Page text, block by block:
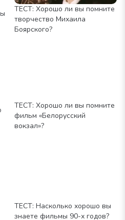
ТЕСТ: Хорошо ли вы помните
творчество Михаила
Боярского?
ТЕСТ: Хорошо ли вы помните
фильм «Белорусский
вокзал»?
ТЕСТ: Насколько хорошо вы
знаете фильмы 90-х годов?